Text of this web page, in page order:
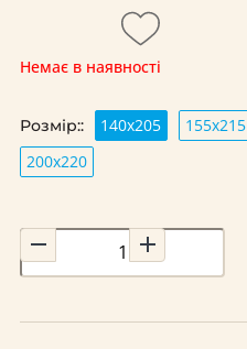
Немає в наявності
Розмір:: 140х205 155х215
200х220